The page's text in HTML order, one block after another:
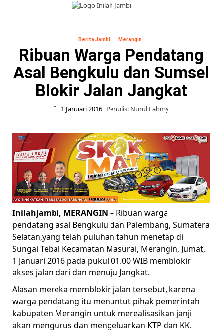
Berita Jambi Merangin
Ribuan Warga Pendatang
Asal Bengkulu dan Sumsel
Blokir Jalan Jangkat
1 Januari 2016 Penulis: Nurul Fahmy
Inilahjambi, MERANGIN – Ribuan warga
pendatang asal Bengkulu dan Palembang, Sumatera
Selatan,yang telah puluhan tahun menetap di
Sungai Tebal Kecamatan Masurai, Merangin, Jumat,
1 Januari 2016 pada pukul 01.00 WIB memblokir
akses jalan dari dan menuju Jangkat.
Alasan mereka memblokir jalan tersebut, karena
warga pendatang itu menuntut pihak pemerintah
kabupaten Merangin untuk merealisasikan janji
akan mengurus dan mengeluarkan KTP dan KK.